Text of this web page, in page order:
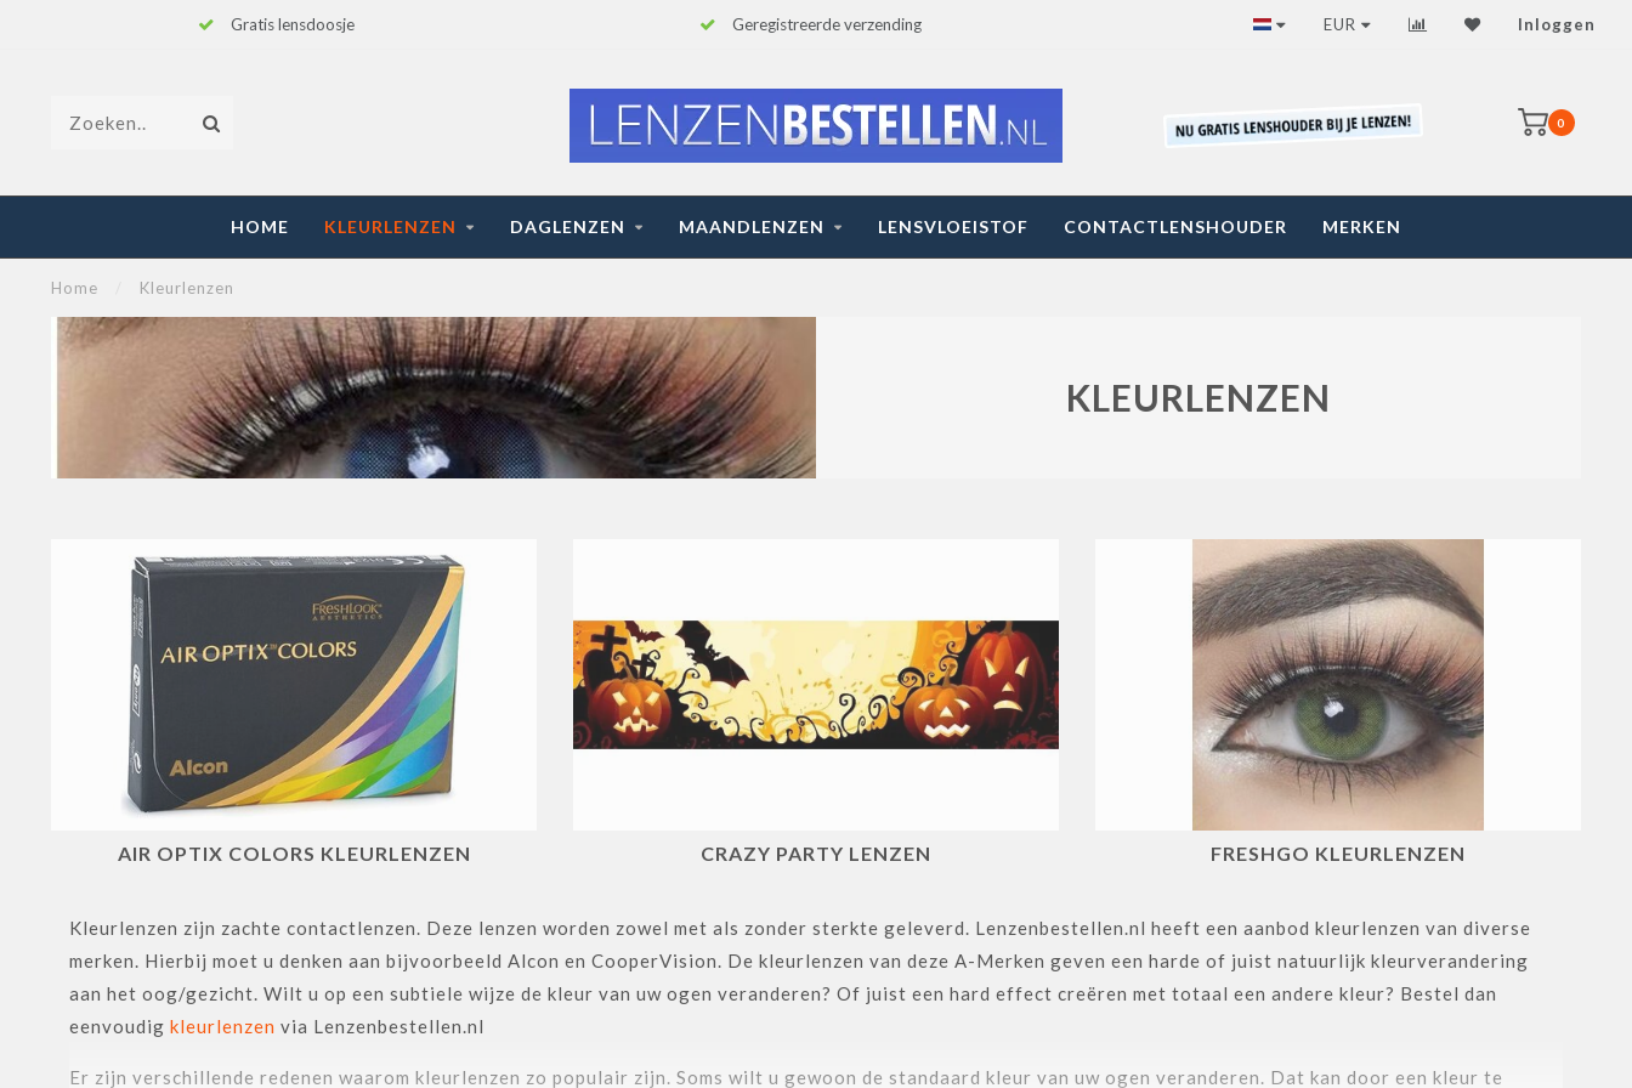
Gratis lensdoosje Geregistreerde verzending Snelle betrouwbare levering
EUR Inloggen
0
HOME KLEURLENZEN DAGLENZEN MAANDLENZEN LENSVLOEISTOF CONTACTLENSHOUDER MERKEN
Home Kleurlenzen
KLEURLENZEN
AIR OPTIX COLORS KLEURLENZEN CRAZY PARTY LENZEN FRESHGO KLEURLENZEN
Kleurlenzen zijn zachte contactlenzen. Deze lenzen worden zowel met als zonder sterkte geleverd. Lenzenbestellen.nl heeft een aanbod kleurlenzen van diverse
merken. Hierbij moet u denken aan bijvoorbeeld Alcon en CooperVision. De kleurlenzen van deze A-Merken geven een harde of juist natuurlijk kleurverandering
aan het oog/gezicht. Wilt u op een subtiele wijze de kleur van uw ogen veranderen? Of juist een hard effect creëren met totaal een andere kleur? Bestel dan
eenvoudig kleurlenzen via Lenzenbestellen.nl
Er zijn verschillende redenen waarom kleurlenzen zo populair zijn. Soms wilt u gewoon de standaard kleur van uw ogen veranderen. Dat kan door een kleur te